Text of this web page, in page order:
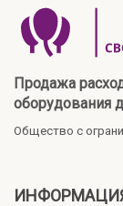
Продажа
оборудования
Общество с